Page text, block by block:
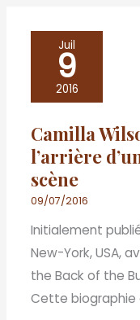
Juil
9
2016
Camilla
l’arrière
scène
09/07/2016
Initialement
New-York, USA,
the Back of the
Cette biographie
Camilla
Wilson
Parks.
De
l’arrière
d’un
bus
au
devant
de